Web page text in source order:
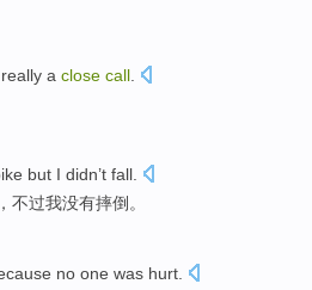
a close call
but I didn’t fall
， 不过我没有摔倒 。
no one was hurt